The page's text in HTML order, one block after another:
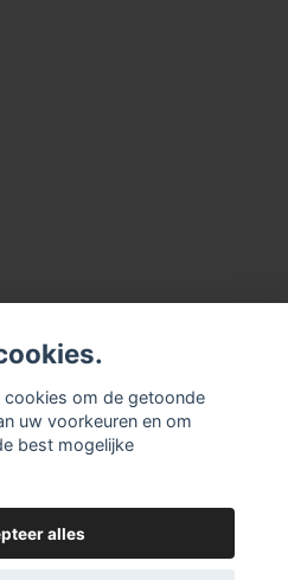
om de getoonde
uw voorkeuren en om
best mogelijke
alles